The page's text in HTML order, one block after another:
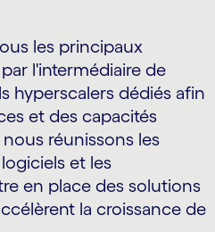
les principaux
l'intermédiaire de
hyperscalers dédiés afin
et des capacités
réunissons les
et les
en place des solutions
la croissance de